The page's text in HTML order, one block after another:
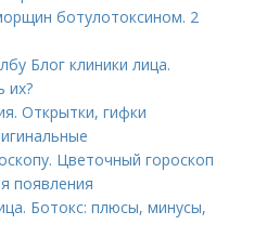
ботулотоксином. 2
Блог клиники лица.
их?
Открытки, гифки
Цветочный гороскоп
появления
Ботокс: плюсы, минусы,